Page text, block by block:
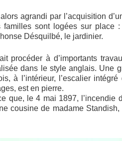
agrandi par l’acquisition
familles sont logées sur
Désquilbé, le jardinier.
procéder à d’importants
dans le style anglais. Une
à l’intérieur, l’escalier
est en pierre.
que, le 4 mai 1897,
cousine de madame